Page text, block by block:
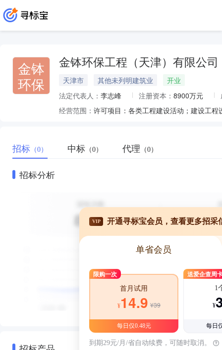
金钵
环保
金钵环保工程（天津）有限公司
天津市 其他未列明建筑业
开业
法定代表人： 李志峰 注册资本： 8900万元
经营范围：
招标 （0） 中标 （0） 代理 （0）
招标分析
VIP 开通寻标宝会员，查看更多招采
单省会员
限购一次
首月试用
¥14.9 ¥39
每日仅0.48元
送爱企查周
1
¥
每日
到期29元/月/省自动续费，可随时取消。